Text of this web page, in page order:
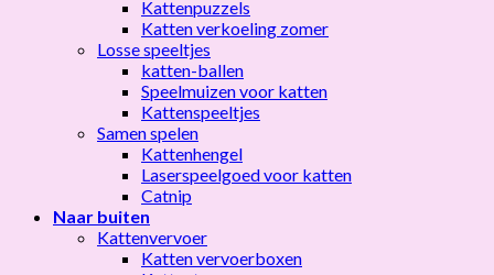
Kattenpuzzels
Katten verkoeling zomer
Losse speeltjes
katten-ballen
Speelmuizen voor katten
Kattenspeeltjes
Samen spelen
Kattenhengel
Laserspeelgoed voor katten
Catnip
Naar buiten
Kattenvervoer
Katten vervoerboxen